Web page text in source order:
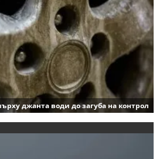
джанта води до загуба на контрол